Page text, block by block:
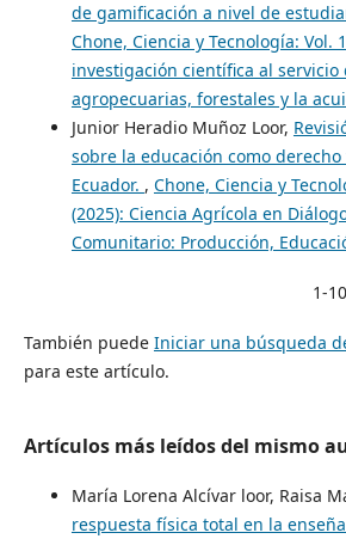
de gamificación a nivel de
Chone, Ciencia y Tecnología: Vol.
investigación científica al servicio
agropecuarias, forestales y la
Junior Heradio Muñoz Loor,
sobre la educación como
Ecuador. , Chone, Ciencia y
(2025): Ciencia Agrícola en
Comunitario: Producción,
1-
También puede Iniciar una búsqueda
para este artículo.
Artículos más leídos del mismo
María Lorena Alcívar loor, Raisa
respuesta física total en la